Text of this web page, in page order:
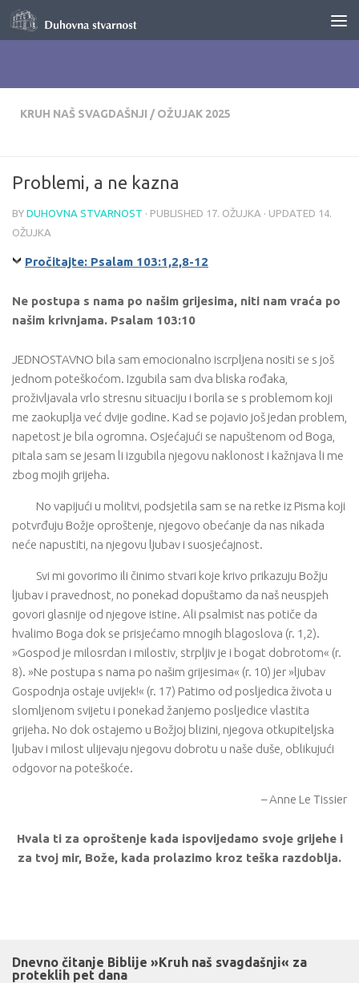
Skip to content
KRUH NAŠ SVAGDAŠNJI / OŽUJAK 2025
Problemi, a ne kazna
BY DUHOVNA STVARNOST · PUBLISHED 17. OŽUJKA · UPDATED 14.
OŽUJKA
Pročitajte: Psalam 103:1,2,8-12
Ne postupa s nama po našim grijesima, niti nam vraća po
našim krivnjama. Psalam 103:10
JEDNOSTAVNO bila sam emocionalno iscrpljena nositi se s još
jednom poteškoćom. Izgubila sam dva bliska rođaka,
proživljavala vrlo stresnu situaciju i borila se s problemom koji
me zaokuplja već dvije godine. Kad se pojavio još jedan problem,
napetost je bila ogromna. Osjećajući se napuštenom od Boga,
pitala sam se jesam li izgubila njegovu naklonost i kažnjava li me
zbog mojih grijeha.
No vapijući u molitvi, podsjetila sam se na retke iz Pisma koji
potvrđuju Božje oproštenje, njegovo obećanje da nas nikada
neće napustiti, na njegovu ljubav i suosjećajnost.
Svi mi govorimo ili činimo stvari koje krivo prikazuju Božju
ljubav i pravednost, no ponekad dopuštamo da naš neuspjeh
govori glasnije od njegove istine. Ali psalmist nas potiče da
hvalimo Boga dok se prisjećamo mnogih blagoslova (r. 1,2).
»Gospod je milosrdan i milostiv, strpljiv je i bogat dobrotom« (r.
8). »Ne postupa s nama po našim grijesima« (r. 10) jer »ljubav
Gospodnja ostaje uvijek!« (r. 17) Patimo od posljedica života u
slomljenom svijetu i ponekad žanjemo posljedice vlastita
grijeha. No dok ostajemo u Božjoj blizini, njegova otkupiteljska
ljubav i milost ulijevaju njegovu dobrotu u naše duše, oblikujući
odgovor na poteškoće.
– Anne Le Tissier
Hvala ti za oproštenje kada ispovijedamo svoje grijehe i
za tvoj mir, Bože, kada prolazimo kroz teška razdoblja.
Dnevno čitanje Biblije »Kruh naš svagdašnji« za
proteklih pet dana